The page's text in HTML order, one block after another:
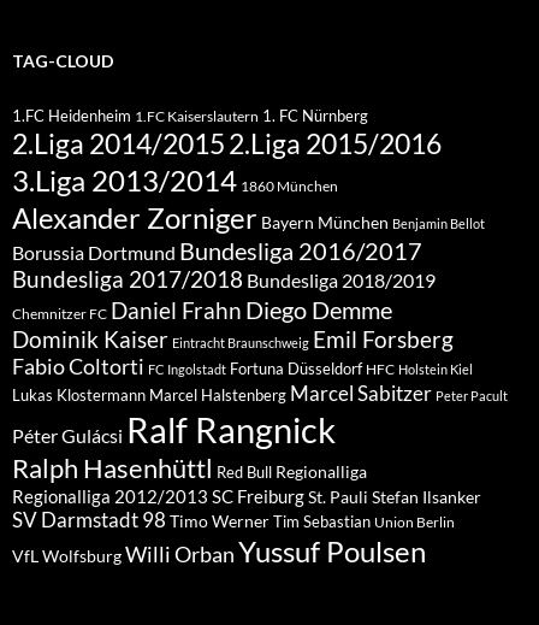
TAG-CLOUD
1.FC Heidenheim 1.FC Kaiserslautern 1. FC Nürnberg
2.Liga 2014/20152.Liga 2015/2016
3.Liga 2013/2014 1860 München
Alexander Zorniger Bayern München Benjamin Bellot
Borussia Dortmund Bundesliga 2016/2017
Bundesliga 2017/2018 Bundesliga 2018/2019
Chemnitzer FC Daniel Frahn Diego Demme
Dominik Kaiser Eintracht Braunschweig Emil Forsberg
Fabio Coltorti FC Ingolstadt Fortuna Düsseldorf HFC Holstein Kiel
Lukas Klostermann Marcel Halstenberg Marcel Sabitzer Peter Pacult
Péter Gulácsi Ralf Rangnick
Ralph Hasenhüttl Red Bull Regionalliga
Regionalliga 2012/2013 SC FreiburgSt. Pauli Stefan Ilsanker
SV Darmstadt 98 Timo WernerTim Sebastian Union Berlin
VfL WolfsburgWilli OrbanYussuf Poulsen